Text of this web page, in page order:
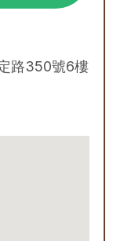
路350號6樓